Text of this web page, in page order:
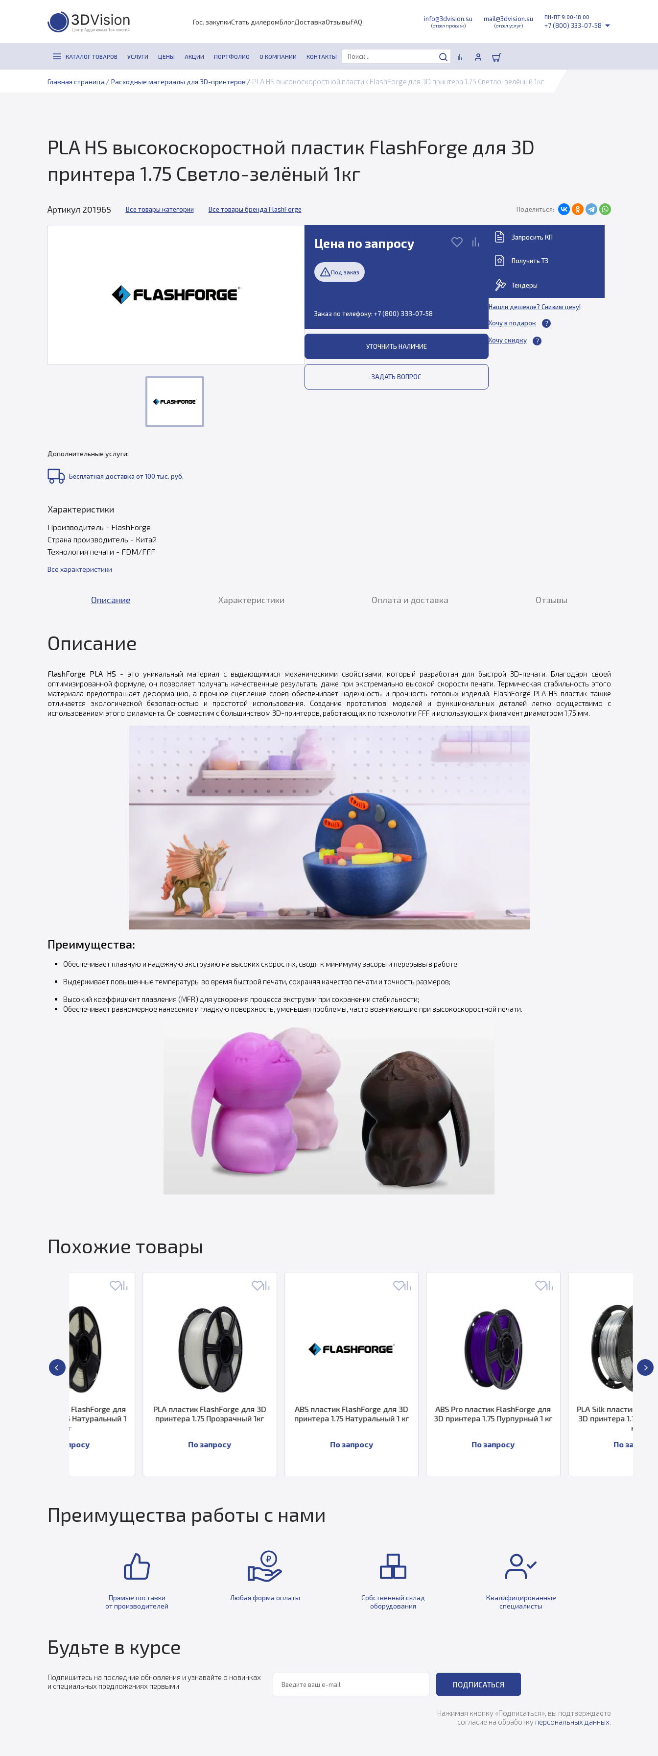
Гос. закупкиСтать дилеромБлогДоставкаОтзывыFAQ info@3dvision.su
(отдел продаж)
mail@3dvision.su
(отдел услуг)
ПН-ПТ 9:00-18:00
+7 (800) 333-07-58
КАТАЛОГ ТОВАРОВ УСЛУГИ ЦЕНЫ АКЦИИ ПОРТФОЛИО О КОМПАНИИ КОНТАКТЫ
Главная страница / Расходные материалы для 3D-принтеров / PLA HS высокоскоростной пластик FlashForge для 3D принтера 1.75 Светло-зелёный 1кг
PLA HS высокоскоростной пластик FlashForge для 3D
принтера 1.75 Светло-зелёный 1кг
Артикул 201965 Все товары категории Все товары бренда FlashForge Поделиться:
Цена по запросу
Под заказ
Заказ по телефону: +7 (800) 333-07-58
УТОЧНИТЬ НАЛИЧИЕ
ЗАДАТЬ ВОПРОС
Запросить КП
Получить ТЗ
Тендеры
Нашли дешевле? Снизим цену!
Хочу в подарок
Хочу скидку
Дополнительные услуги:
Бесплатная доставка от 100 тыс. руб.
Характеристики
Производитель - FlashForge
Страна производитель - Китай
Технология печати - FDM/FFF
Все характеристики
Описание Характеристики Оплата и доставка Отзывы
Описание
FlashForge PLA HS - это уникальный материал с выдающимися механическими свойствами, который разработан для быстрой 3D-печати. Благодаря своей
оптимизированной формуле, он позволяет получать качественные результаты даже при экстремально высокой скорости печати. Термическая стабильность этого
материала предотвращает деформацию, а прочное сцепление слоев обеспечивает надежность и прочность готовых изделий. FlashForge PLA HS пластик также
отличается экологической безопасностью и простотой использования. Создание прототипов, моделей и функциональных деталей легко осуществимо с
использованием этого филамента. Он совместим с большинством 3D-принтеров, работающих по технологии FFF и использующих филамент диаметром 1,75 мм.
Преимущества:
Обеспечивает плавную и надежную экструзию на высоких скоростях, сводя к минимуму засоры и перерывы в работе;
Выдерживает повышенные температуры во время быстрой печати, сохраняя качество печати и точность размеров;
Высокий коэффициент плавления (MFR) для ускорения процесса экструзии при сохранении стабильности;
Обеспечивает равномерное нанесение и гладкую поверхность, уменьшая проблемы, часто возникающие при высокоскоростной печати.
Похожие товары
PLA пластик FlashForge для 3D
принтера 1.75 Прозрачный 1кг
ABS пластик FlashForge для 3D
принтера 1.75 Натуральный 1 кг
ABS Pro пластик FlashForge для
3D принтера 1.75 Пурпурный 1 кг
PLA Silk пластик FlashForge для
3D принтера 1.75 Серебряный 1
Преимущества работы с нами
Прямые поставки
от производителей
Любая форма оплаты
Собственный склад
оборудования
Квалифицированные
специалисты
Будьте в курсе
Подпишитесь на последние обновления и узнавайте о новинках
и специальных предложениях первыми
ПОДПИСАТЬСЯ
Нажимая кнопку «Подписаться», вы подтверждаете
согласие на обработку персональных данных.